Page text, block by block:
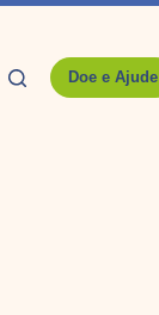
Doe e Ajude